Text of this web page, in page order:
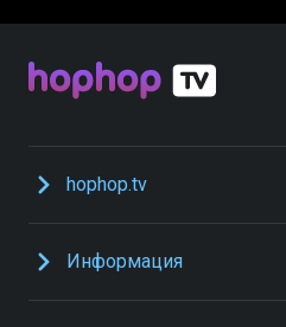
hophop.tv
Информация